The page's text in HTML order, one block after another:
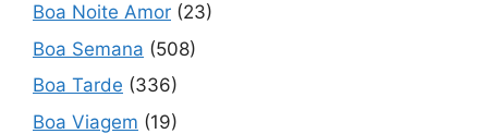
Boa Noite Amor (23)
Boa Semana (508)
Boa Tarde (336)
Boa Viagem (19)